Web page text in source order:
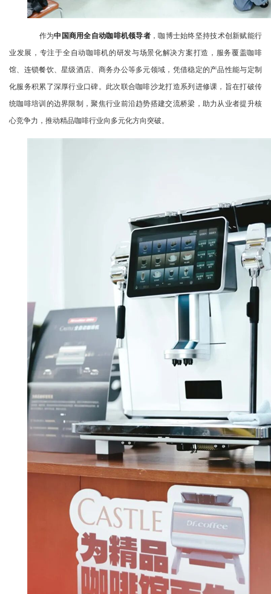
作为中国商用全自动咖啡机领导者 ，咖博士始终坚持技术创新赋能行
业发展，专注于全自动咖啡机的研发与场景化解决方案打造，服务覆盖咖啡
馆、连锁餐饮、星级酒店、商务办公等多元领域，凭借稳定的产品性能与定制
化服务积累了深厚行业口碑。此次联合咖啡沙龙打造系列进修课，旨在打破传
统咖啡培训的边界限制，聚焦行业前沿趋势搭建交流桥梁，助力从业者提升核
心竞争力，推动精品咖啡行业向多元化方向突破。